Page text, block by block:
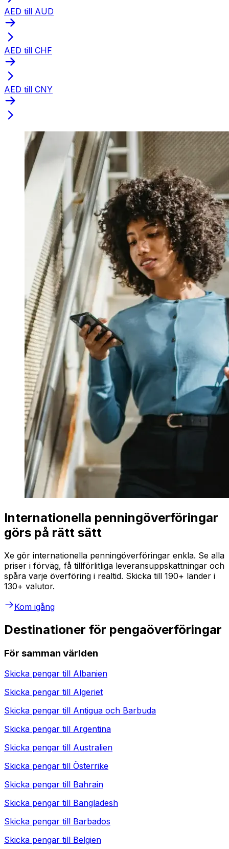
AED till AUD
AED till CHF
AED till CNY
Internationella penningöverföringar
görs på rätt sätt
Xe gör internationella penningöverföringar enkla. Se alla
priser i förväg, få tillförlitliga leveransuppskattningar och
spåra varje överföring i realtid. Skicka till 190+ länder i
130+ valutor.
Kom igång
Destinationer för pengaöverföringar
För samman världen
Skicka pengar till Albanien
Skicka pengar till Algeriet
Skicka pengar till Antigua och Barbuda
Skicka pengar till Argentina
Skicka pengar till Australien
Skicka pengar till Österrike
Skicka pengar till Bahrain
Skicka pengar till Bangladesh
Skicka pengar till Barbados
Skicka pengar till Belgien